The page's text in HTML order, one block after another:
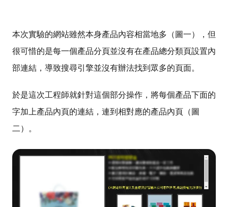
本次實驗的網站雖然本身產品內容相當地多（圖一），但
很可惜的是每一個產品分頁並沒有在產品總分類頁設置內
部連結，導致搜尋引擎並沒有辦法找到眾多的頁面。
於是這次工程師就針對這個部分操作，將每個產品下面的
字加上產品內頁的連結，連到相對應的產品內頁（圖
二）。